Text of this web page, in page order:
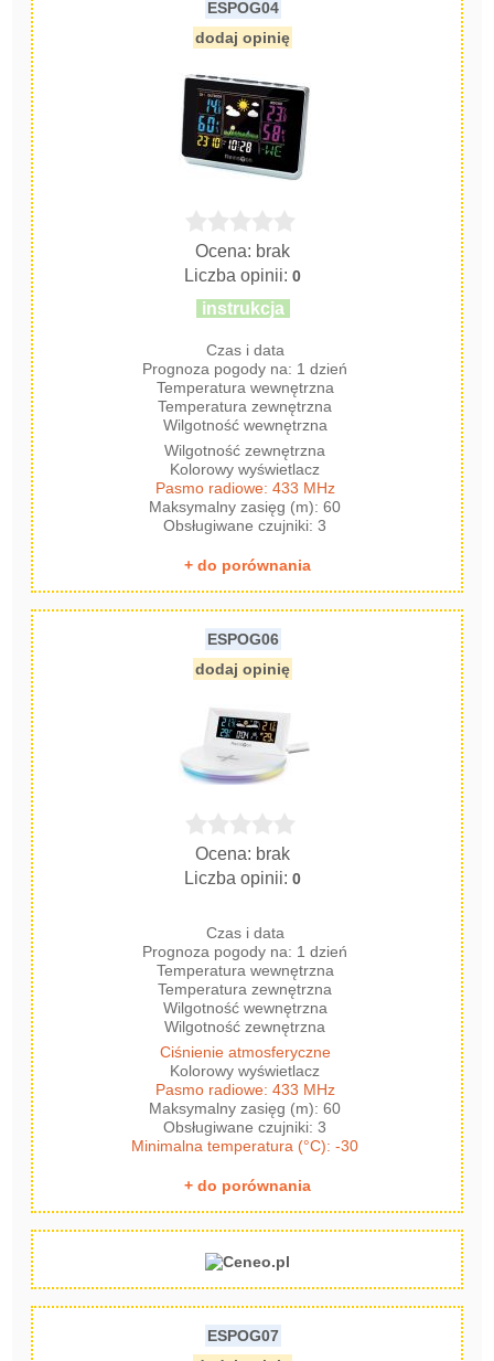
ESPOG04
dodaj opinię
Ocena: brak
Liczba opinii:0
instrukcja
Czas i data
Prognoza pogody na: 1 dzień
Temperatura wewnętrzna
Temperatura zewnętrzna
Wilgotność wewnętrzna
Wilgotność zewnętrzna
Kolorowy wyświetlacz
Pasmo radiowe: 433 MHz
Maksymalny zasięg (m): 60
Obsługiwane czujniki: 3
+ do porównania
ESPOG06
dodaj opinię
Ocena: brak
Liczba opinii:0
Czas i data
Prognoza pogody na: 1 dzień
Temperatura wewnętrzna
Temperatura zewnętrzna
Wilgotność wewnętrzna
Wilgotność zewnętrzna
Ciśnienie atmosferyczne
Kolorowy wyświetlacz
Pasmo radiowe: 433 MHz
Maksymalny zasięg (m): 60
Obsługiwane czujniki: 3
Minimalna temperatura (°C): -30
+ do porównania
ESPOG07